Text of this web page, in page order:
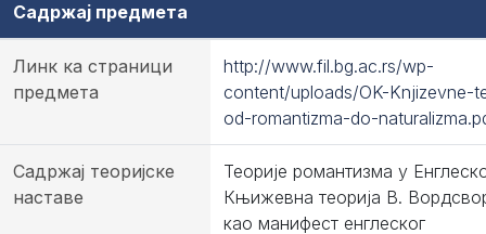
Садржај предмета
Линк ка страници
предмета
http://www.fil.bg.ac.rs/wp-
content/uploads/OK-Knjizevne-
od-romantizma-do-
Садржај теоријске
наставе
Теорије романтизма у
Књижевна теорија В.
као манифест енглеског